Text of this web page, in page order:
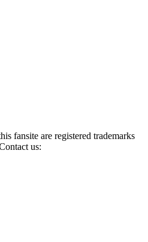
fansite are registered trademarks
us: